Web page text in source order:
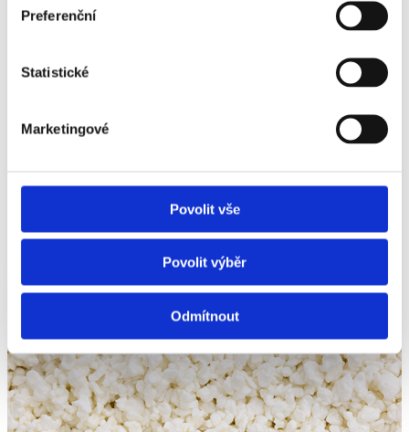
Preferenční
Statistické
Marketingové
Povolit vše
Povolit výběr
Odmítnout
mlékárny. Zde prochází odtučňovací kúrou a
mléka se rázem stane zrno.